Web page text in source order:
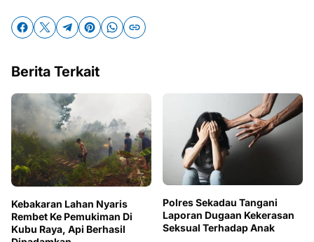
Berita Terkait
Kebakaran Lahan Nyaris
Rembet Ke Pemukiman Di
Kubu Raya, Api Berhasil
Polres Sekadau Tangani
Laporan Dugaan Kekerasan
Seksual Terhadap Anak